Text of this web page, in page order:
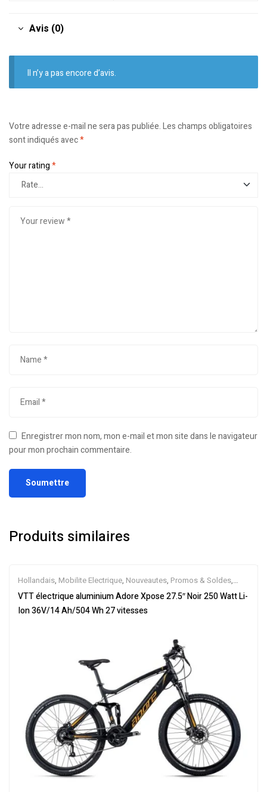
Avis (0)
Il n’y a pas encore d’avis.
Votre adresse e-mail ne sera pas publiée.Les champs obligatoires
sont indiqués avec*
Your rating*
Enregistrer mon nom, mon e-mail et mon site dans le navigateur
pour mon prochain commentaire.
Produits similaires
Hollandais, Mobilite Electrique, Nouveautes, Promos & Soldes,
Tout-Suspendus ,Vélo électrique ville,Velos Electriques,VTT
Électriques
VTT électrique aluminium Adore Xpose 27.5″ Noir 250 Watt Li-
Ion 36V/14 Ah/504 Wh 27 vitesses